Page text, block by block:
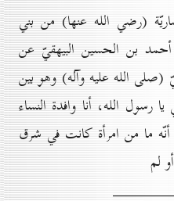
(رضي الله عنها) من بني
بن الحسين البيهقيّ عن
(صلى الله عليه وآله) وهو بين
رسول الله، أنا وافدة النساء
ما من امرأة كانت في شرق
لم